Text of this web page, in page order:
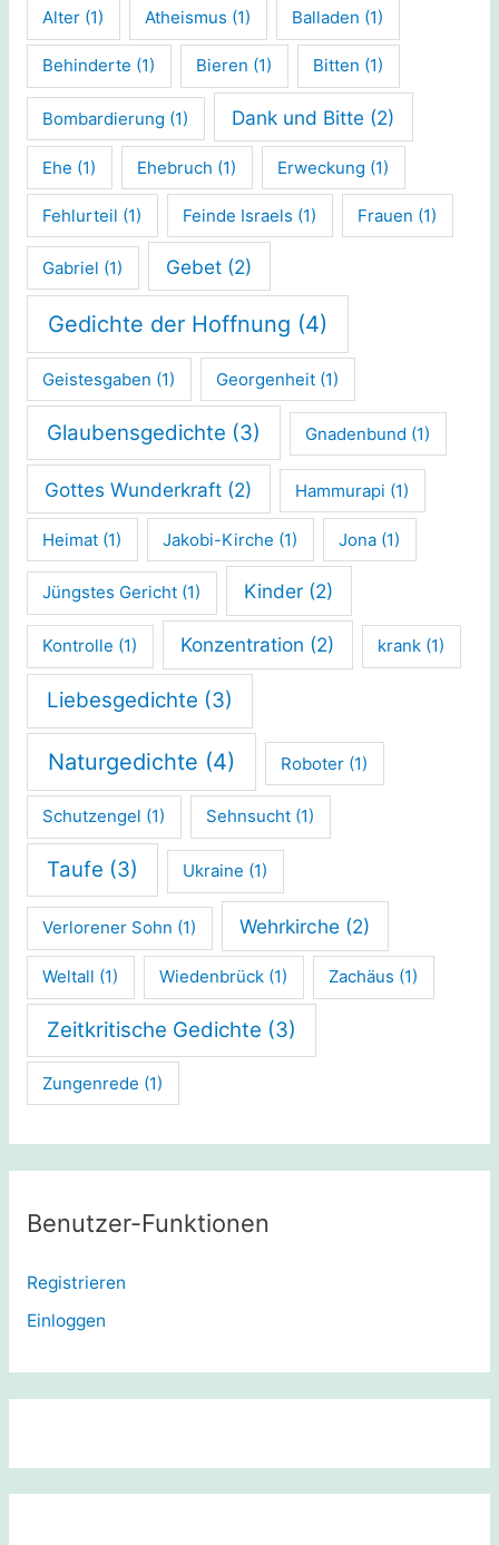
Alter (1) Atheismus (1) Balladen (1)
Behinderte (1) Bieren (1) Bitten (1)
Bombardierung (1) Dank und Bitte (2)
Ehe (1) Ehebruch (1) Erweckung (1)
Fehlurteil (1) Feinde Israels (1) Frauen (1)
Gabriel (1) Gebet (2)
Gedichte der Hoffnung (4)
Geistesgaben (1) Georgenheit (1)
Glaubensgedichte (3) Gnadenbund (1)
Gottes Wunderkraft (2) Hammurapi (1)
Heimat (1) Jakobi-Kirche (1) Jona (1)
Jüngstes Gericht (1) Kinder (2)
Kontrolle (1) Konzentration (2) krank (1)
Liebesgedichte (3)
Naturgedichte (4) Roboter (1)
Schutzengel (1) Sehnsucht (1)
Taufe (3) Ukraine (1)
Verlorener Sohn (1) Wehrkirche (2)
Weltall (1) Wiedenbrück (1) Zachäus (1)
Zeitkritische Gedichte (3)
Zungenrede (1)
Benutzer-Funktionen
Registrieren
Einloggen